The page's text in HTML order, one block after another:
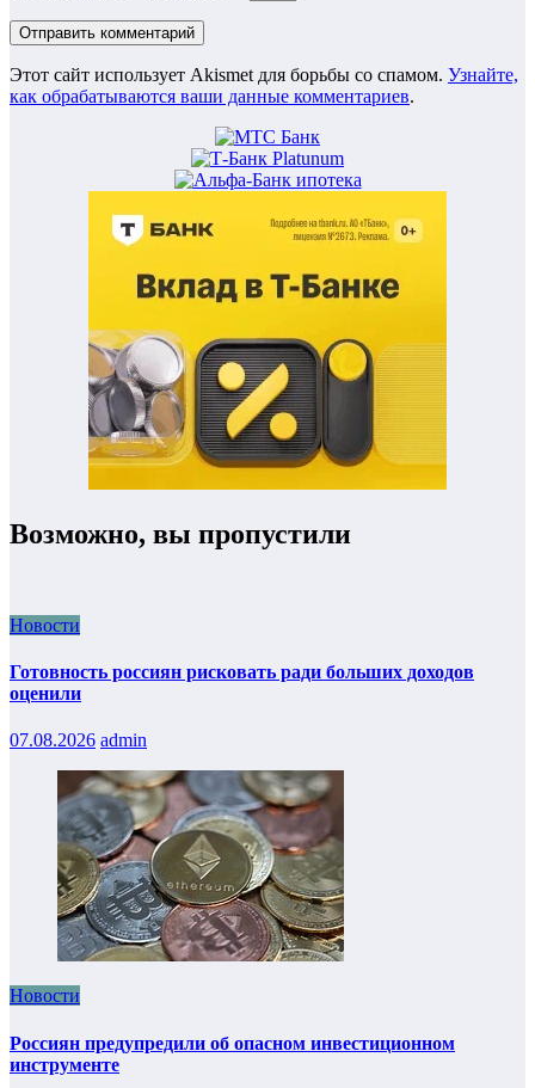
Этот сайт использует Akismet для борьбы со спамом. Узнайте,
как обрабатываются ваши данные комментариев.
Возможно, вы пропустили
Новости
Готовность россиян рисковать ради больших доходов
оценили
07.08.2026 admin
Новости
Россиян предупредили об опасном инвестиционном
инструменте